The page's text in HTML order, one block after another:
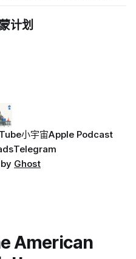
时间上升；俄军导弹落入波
前兆。
计划
小宇宙Apple Podcast
Telegram
Ghost
American